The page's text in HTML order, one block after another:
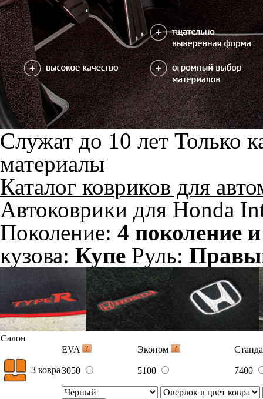
Служат до 10 лет Только
материалы
Каталог ковриков для
Автоковрики для Honda
Поколение: 4 поколение
кузова: Купе Руль:
Салон
EVA
Эконом
3 ковра3050 5100 7400